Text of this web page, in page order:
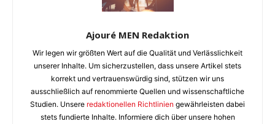
Ajouré MEN Redaktion
Wir legen wir größten Wert auf die Qualität und Verlässlichkeit
unserer Inhalte. Um sicherzustellen, dass unsere Artikel stets
korrekt und vertrauenswürdig sind, stützen wir uns
ausschließlich auf renommierte Quellen und wissenschaftliche
Studien. Unsere redaktionellen Richtlinien gewährleisten dabei
stets fundierte Inhalte. Informiere dich über unsere hohen